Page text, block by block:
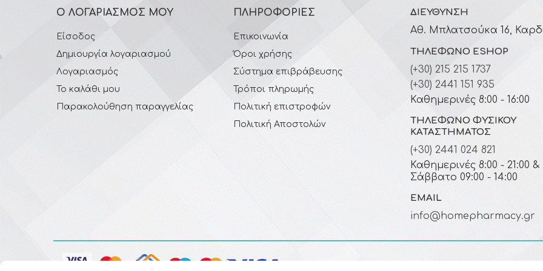
Ο ΛΟΓΑΡΙΑΣΜΌΣ ΜΟΥ
Είσοδος
Δημιουργία λογαριασμού
Λογαριασμός
Το καλάθι μου
Παρακολούθηση παραγγελίας
ΠΛΗΡΟΦΟΡΊΕΣ
Επικοινωνία
Όροι χρήσης
Σύστημα επιβράβευσης
Τρόποι πληρωμής
Πολιτική επιστροφών
Πολιτική Αποστολών
ΔΙΕΎΘΥΝΣΗ
Αθ. Μπλατσούκα 16,
ΤΗΛΈΦΩΝΟ ESHOP
(+30) 215 215 1737
(+30) 2441 151 935
Καθημερινές 8:00 - 16:00
ΤΗΛΈΦΩΝΟ ΦΥΣΙΚΟΎ
ΚΑΤΑΣΤΉΜΑΤΟΣ
(+30) 2441 024 821
Καθημερινές 8:00 - 21:00 &
Σάββατο 09:00 - 14:00
EMAIL
info@homepharmacy.gr